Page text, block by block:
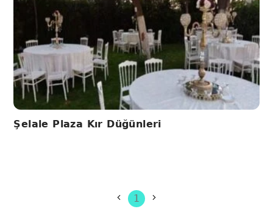
Şelale Plaza Kır Düğünleri
1